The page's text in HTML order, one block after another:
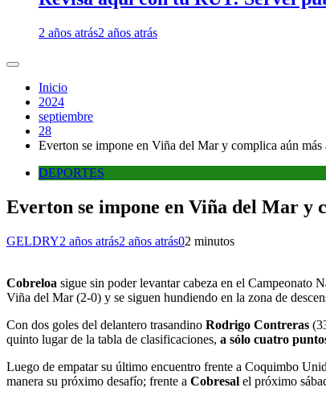
2 años atrás2 años atrás
Inicio
2024
septiembre
28
Everton se impone en Viña del Mar y complica aún más
DEPORTES
Everton se impone en Viña del Mar y
GELDRY2 años atrás2 años atrás02 minutos
Cobreloa sigue sin poder levantar cabeza en el Campeonato
Viña del Mar (2-0) y se siguen hundiendo en la zona de
Con dos goles del delantero trasandino Rodrigo Contreras
quinto lugar de la tabla de clasificaciones, a sólo cuatro
Luego de empatar su último encuentro frente a Coquimbo
manera su próximo desafío; frente a Cobresal el próximo